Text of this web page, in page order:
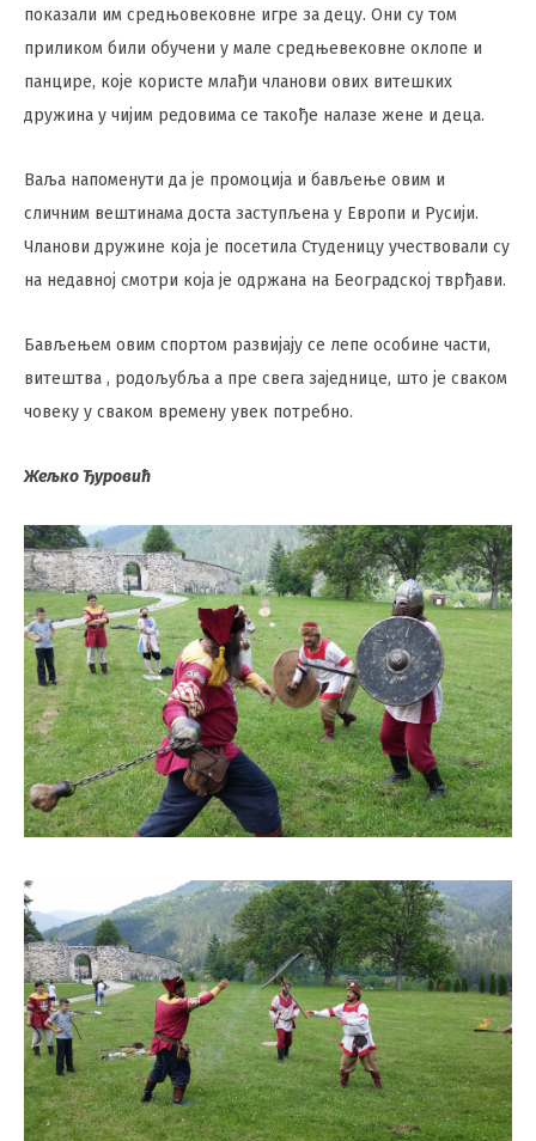
показали им средњовековне игре за децу. Они су том
приликом били обучени у мале средњевековне оклопе и
панцире, које користе млађи чланови ових витешких
дружина у чијим редовима се такође налазе жене и деца.
Ваља напоменути да је промоција и бављење овим и
сличним вештинама доста заступљена у Европи и Русији.
Чланови дружине која је посетила Студеницу учествовали су
на недавној смотри која је одржана на Београдској тврђави.
Бављењем овим спортом развијају се лепе особине части,
витештва , родољубља а пре свега заједнице, што је сваком
човеку у сваком времену увек потребно.
Жељко Ђуровић